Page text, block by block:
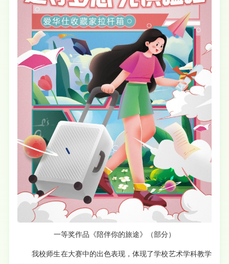
一等奖作品《陪伴你的旅途》（部分）
我校师生在大赛中的出色表现，体现了学校艺术学科教学